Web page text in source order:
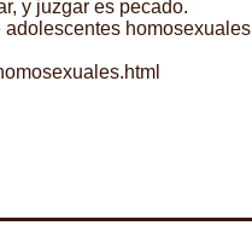
y juzgar es pecado.
homosexuales